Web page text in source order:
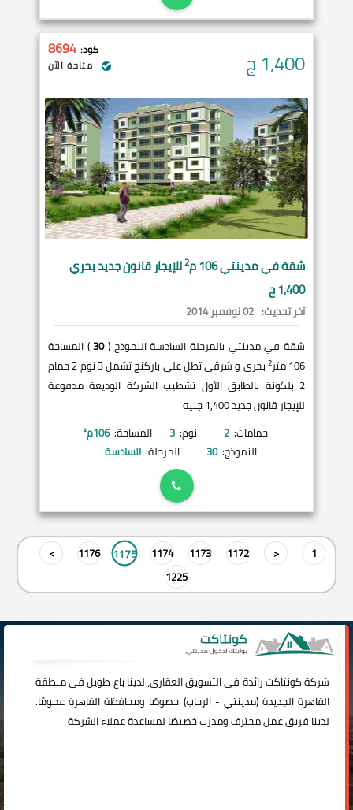
1,400ج كود: 8694
متاحة الآن
شقة فيمدينتي106 م 2للإيجار قانون جديد بحري
1,400 ج
آخر تحديث: 02 نوفمبر 2014
شقة في مدينتي بالمرحلة السادسة النموذج (30) المساحة
106 متر
2
بحري و شرقي تطل على باركنج تشمل 3 نوم 2 حمام
2 بلكونة بالطابق الأول تشطيب الشركة الوديعة مدفوعة
للإيجار قانون جديد 1,400 جنيه
حمامات: 2 نوم: 3 المساحة: 106م²
النموذج: 30 المرحلة: السادسة
1
<
1172
1173
1174
1175
1176
>
1225
شركةكونتاكترائدة فى التسويق العقاري، لدينا باع طويل فى منطقة
القاهرة الجديدة (مدينتي -الرحاب) خصوصًا ومحافظة القاهرة عمومًا.
لدينا فريق عمل محترف ومدرب خصيصًا لمساعدة عملاء الشركة